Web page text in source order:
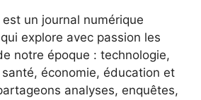
un journal numérique
explore avec passion les
notre époque : technologie,
économie, éducation et
analyses, enquêtes,